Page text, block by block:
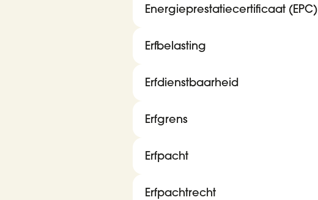
Energieprestatiecertificaat (EPC)
Erfbelasting
Erfdienstbaarheid
Erfgrens
Erfpacht
Erfpachtrecht